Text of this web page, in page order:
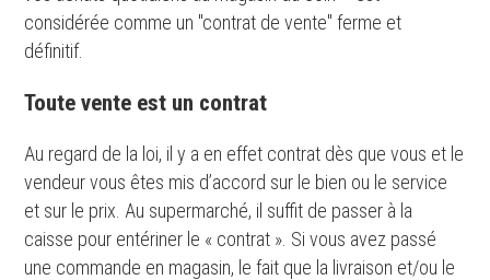
considérée comme un "contrat de vente" ferme et
définitif.
Toute vente est un contrat
Au regard de la loi, il y a en effet contrat dès que vous et le
vendeur vous êtes mis d’accord sur le bien ou le service
et sur le prix. Au supermarché, il suffit de passer à la
caisse pour entériner le « contrat ». Si vous avez passé
une commande en magasin, le fait que la livraison et/ou le